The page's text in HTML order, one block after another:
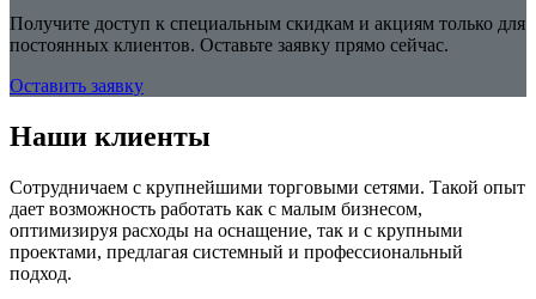
Получите доступ к специальным скидкам и акциям только для
постоянных клиентов. Оставьте заявку прямо сейчас.
Оставить заявку
Наши клиенты
Сотрудничаем с крупнейшими торговыми сетями. Такой опыт
дает возможность работать как с малым бизнесом,
оптимизируя расходы на оснащение, так и с крупными
проектами, предлагая системный и профессиональный
подход.